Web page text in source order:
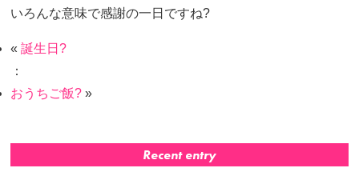
いろんな意味で感謝の一日ですね?
«誕生日?
：
おうちご飯? »
Recent entry